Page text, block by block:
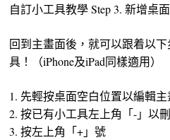
自訂小工具教學 Step 3. 新增桌
回到主畫面後，就可以跟着以
具！（iPhone及iPad同樣適用）
1. 先輕按桌面空白位置以編輯
2. 按已有小工具左上角「-」以
3. 按左上角「+」號